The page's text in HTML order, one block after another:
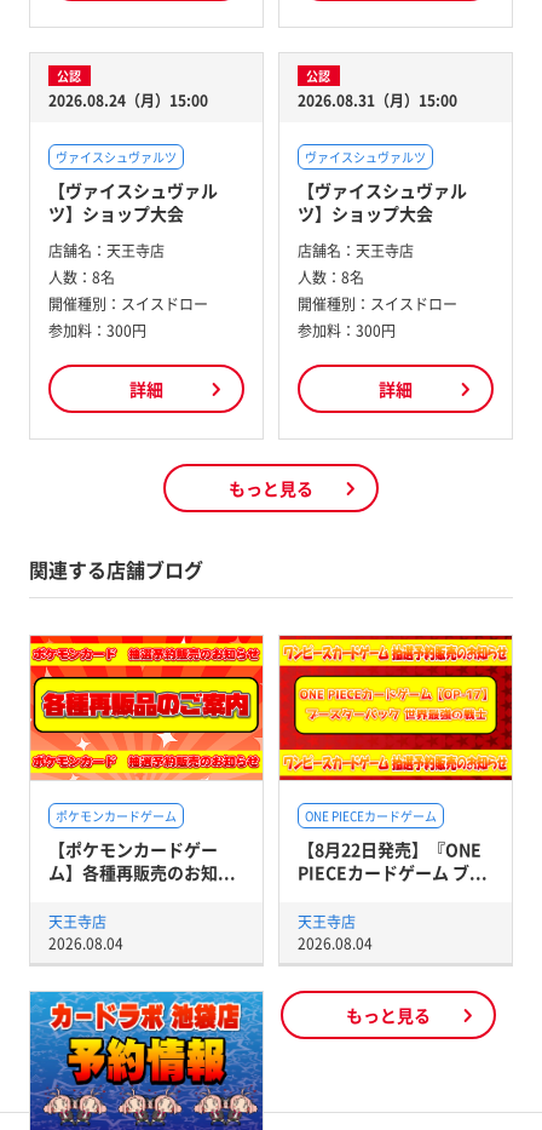
公認
2026.08.24（月）15:00
ヴァイスシュヴァルツ
【ヴァイスシュヴァル
ツ】ショップ大会
店舗名： 天王寺店
人数： 8名
開催種別： スイスドロー
参加料： 300円
詳細
公認
2026.08.31（月）15:00
ヴァイスシュヴァルツ
【ヴァイスシュヴァル
ツ】ショップ大会
店舗名： 天王寺店
人数： 8名
開催種別： スイスドロー
参加料： 300円
詳細
もっと見る
関連する店舗ブログ
ポケモンカードゲーム
【ポケモンカードゲー
ム】各種再販売のお知...
天王寺店
2026.08.04
ONE PIECEカードゲーム
【8月22日発売】『ONE
PIECEカードゲーム ブ...
天王寺店
2026.08.04
もっと見る